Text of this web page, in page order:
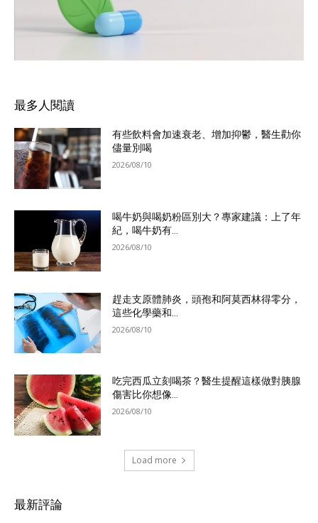
最多人閱讀
有些飲料會加速衰老、增加抑鬱，醫生勸你
儘量別喝
2026/08/10
喝牛奶與喝奶粉區別大？專家建議：上了年
紀，喝牛奶有...
2026/08/10
趕走支原體肺炎，頭孢和阿莫西林得零分，
這些化學藥和...
2026/08/10
吃完西瓜立刻喝茶？醫生提醒這樣做對胰腺
傷害比你想像...
2026/08/10
Load more
最新評論